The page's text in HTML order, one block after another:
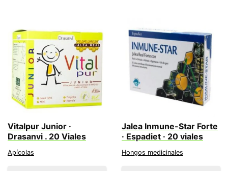
Vitalpur Junior ·
Drasanvi . 20 Viales
Apícolas
Jalea Inmune-Star Forte
· Espadiet · 20 viales
Hongos medicinales